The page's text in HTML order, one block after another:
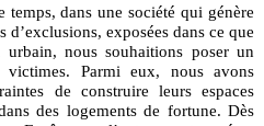
dans une société qui génère
exposées dans ce que
nous souhaitions poser un
Parmi eux, nous avons
de construire leurs espaces
des logements de fortune. Dès